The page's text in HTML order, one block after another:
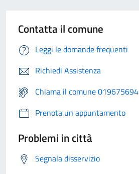
Contatta il comune
Leggi le domande frequenti
Richiedi Assistenza
Chiama il comune 019675694
Prenota un appuntamento
Problemi in città
Segnala disservizio